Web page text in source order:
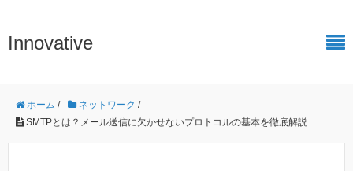
Innovative
ホーム / ネットワーク /
SMTPとは？メール送信に欠かせないプロトコルの基本を徹底解説